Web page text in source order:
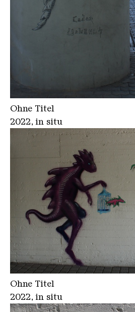
Ohne Titel
2022, in situ
Ohne Titel
2022, in situ